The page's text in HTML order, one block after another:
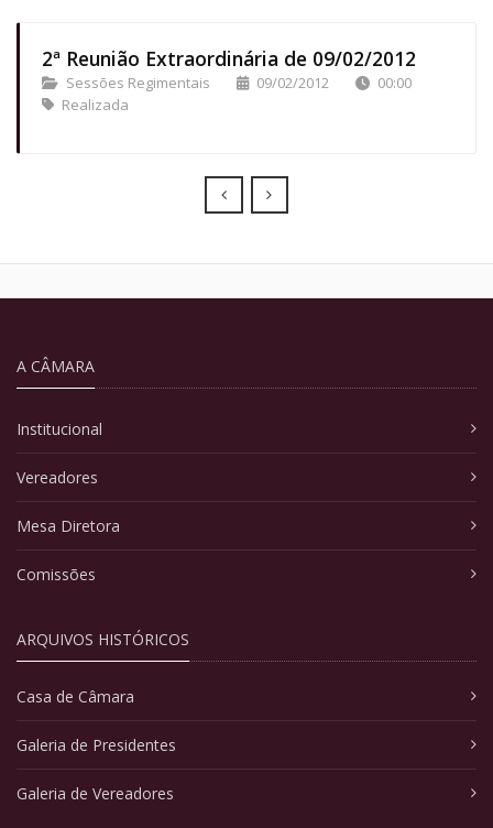
2ª Reunião Extraordinária de 09/02/2012
Sessões Regimentais 09/02/2012
00:00
Realizada
Prev Next
A CÂMARA
Institucional
Vereadores
Mesa Diretora
Comissões
ARQUIVOS HISTÓRICOS
Casa de Câmara
Galeria de Presidentes
Galeria de Vereadores